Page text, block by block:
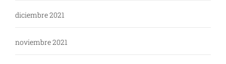
diciembre 2021
noviembre 2021